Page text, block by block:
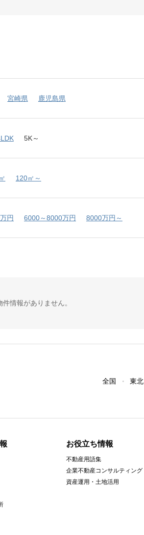
宮崎県 鹿児島県
5K～
120㎡～
円 6000～8000万円 8000万円～
情報がありません。
全国 東北
お役立ち情報
不動産用語集
企業不動産コンサルティング
資産運用・土地活用